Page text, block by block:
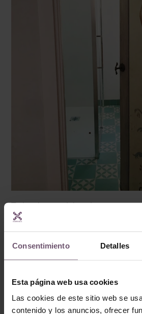
Consentimiento Detalles
Esta página web usa cookies
Las cookies de este sitio web se
contenido y los anuncios, ofrecer
Todos los modelos de nuestro
hidráulicas
en stock están
fabricación y de entrega inmediata.
ocontacto@demosaica.com.